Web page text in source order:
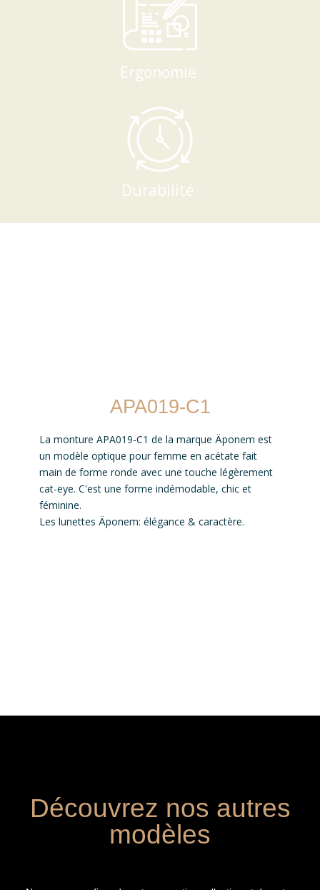
Ergonomie
Durabilité
APA019-C1
La monture APA019-C1 de la marque Äponem est
un modèle optique pour femme en acétate fait
main de forme ronde avec une touche légèrement
cat-eye. C'est une forme indémodable, chic et
féminine.
Les lunettes Äponem: élégance & caractère.
Découvrez nos autres
modèles